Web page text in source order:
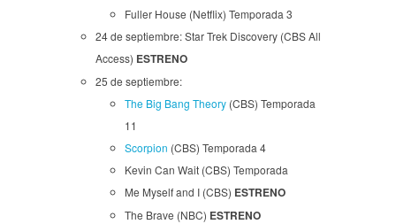
Fuller House (Netflix) Temporada 3
24 de septiembre: Star Trek Discovery (CBS All
Access) ESTRENO
25 de septiembre:
The Big Bang Theory (CBS) Temporada
11
Scorpion (CBS) Temporada 4
Kevin Can Wait (CBS) Temporada
Me Myself and I (CBS) ESTRENO
The Brave (NBC) ESTRENO